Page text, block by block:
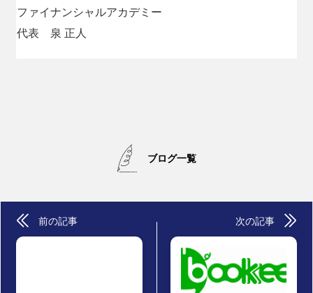
ファイナンシャルアカデミー
代表 泉 正人
ブログ一覧
前の記事 次の記事